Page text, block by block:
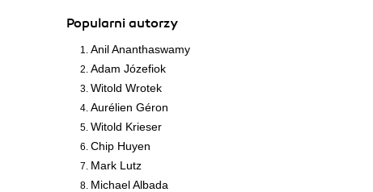
Popularni autorzy
Anil Ananthaswamy
Adam Józefiok
Witold Wrotek
Aurélien Géron
Witold Krieser
Chip Huyen
Mark Lutz
Michael Albada